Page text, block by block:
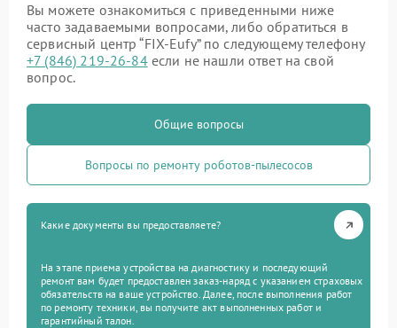
Вы можете ознакомиться с приведенными ниже
часто задаваемыми вопросами, либо обратиться в
сервисный центр “FIX-Eufy” по следующему телефону
+7 (846) 219-26-84если не нашли ответ на свой
вопрос.
Общие вопросы
Вопросы по ремонту роботов-пылесосов
Какие документы вы предоставляете?
На этапе приема устройства на диагностику и последующий
ремонт вам будет предоставлен заказ-наряд с указанием страховых
обязательств на ваше устройство. Далее, после выполнения работ
по ремонту техники, вы получите акт выполненных работ и
гарантийный талон.